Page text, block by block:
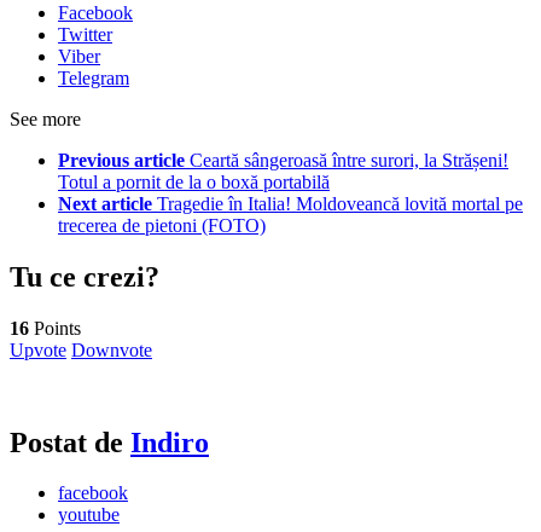
Facebook
Twitter
Viber
Telegram
See more
Previous article Ceartă sângeroasă între surori, la Strășeni!
Totul a pornit de la o boxă portabilă
Next article Tragedie în Italia! Moldoveancă lovită mortal pe
trecerea de pietoni (FOTO)
Tu ce crezi?
16 Points
Upvote Downvote
Postat de Indiro
facebook
youtube